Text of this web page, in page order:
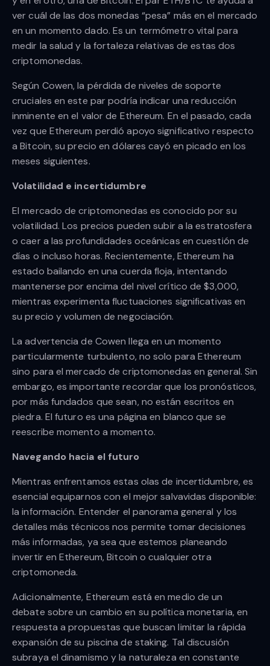
ver cuál de las dos monedas “pesa” más en el mercado
en un momento dado. Es un termómetro vital para
medir la salud y la fortaleza relativas de estas dos
criptomonedas.
Según Cowen, la pérdida de niveles de soporte
cruciales en este par podría indicar una reducción
inminente en el valor de Ethereum. En el pasado, cada
vez que Ethereum perdió apoyo significativo respecto
a Bitcoin, su precio en dólares cayó en picado en los
meses siguientes.
Volatilidad e incertidumbre
El mercado de criptomonedas es conocido por su
volatilidad. Los precios pueden subir a la estratosfera
o caer a las profundidades oceánicas en cuestión de
días o incluso horas. Recientemente, Ethereum ha
estado bailando en una cuerda floja, intentando
mantenerse por encima del nivel crítico de $3,000,
mientras experimenta fluctuaciones significativas en
su precio y volumen de negociación.
La advertencia de Cowen llega en un momento
particularmente turbulento, no solo para Ethereum
sino para el mercado de criptomonedas en general. Sin
embargo, es importante recordar que los pronósticos,
por más fundados que sean, no están escritos en
piedra. El futuro es una página en blanco que se
reescribe momento a momento.
Navegando hacia el futuro
Mientras enfrentamos estas olas de incertidumbre, es
esencial equiparnos con el mejor salvavidas disponible:
la información. Entender el panorama general y los
detalles más técnicos nos permite tomar decisiones
más informadas, ya sea que estemos planeando
invertir en Ethereum, Bitcoin o cualquier otra
criptomoneda.
Adicionalmente, Ethereum está en medio de un
debate sobre un cambio en su política monetaria, en
respuesta a propuestas que buscan limitar la rápida
expansión de su piscina de staking. Tal discusión
subraya el dinamismo y la naturaleza en constante